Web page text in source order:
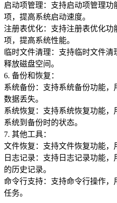
启动项管理：支持启动项管理
项，提高系统启动速度。
注册表优化：支持注册表优化功
项，提高系统性能。
临时文件清理：支持临时文件清
释放磁盘空间。
6. 备份和恢复：
系统备份：支持系统备份功能
数据丢失。
系统恢复：支持系统恢复功能
系统到备份时的状态。
7. 其他工具：
文件恢复：支持文件恢复功能，
日志记录：支持日志记录功能
的历史记录。
命令行支持：支持命令行操作
任务。